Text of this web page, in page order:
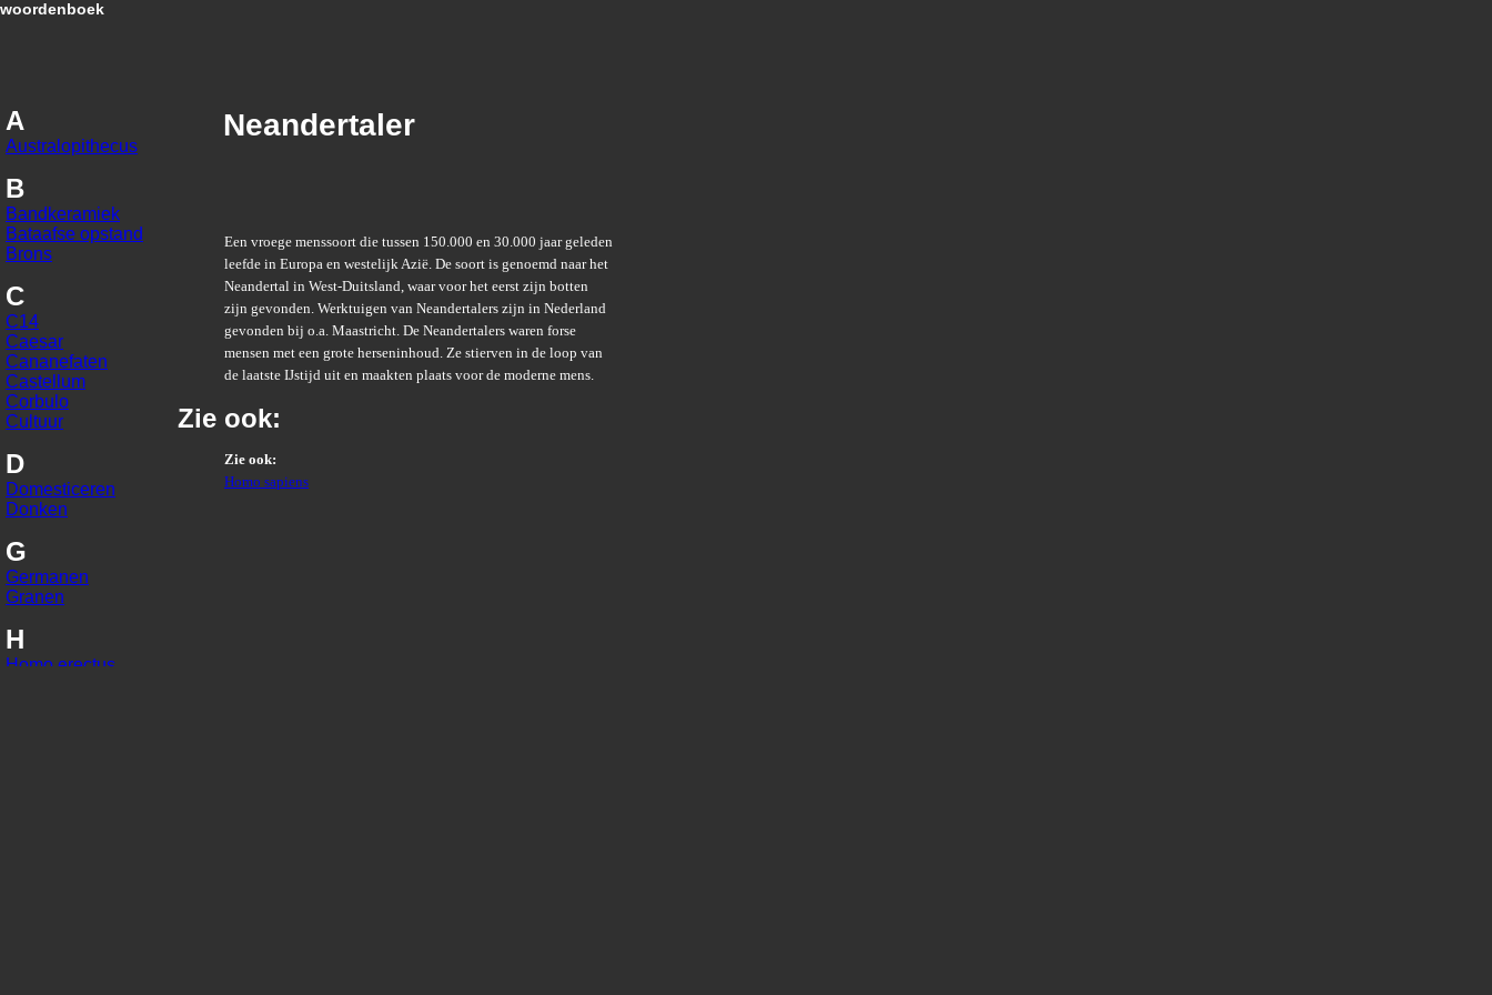
woordenboek
A
Australopithecus
B
Bandkeramiek
Bataafse opstand
Brons
C
C14
Caesar
Cananefaten
Castellum
Corbulo
Cultuur
D
Domesticeren
Donken
G
Germanen
Granen
H
Homo erectus
Neandertaler
Een vroege menssoort die tussen 150.000 en 30.000 jaar geleden
leefde in Europa en westelijk Azië. De soort is genoemd naar het
Neandertal in West-Duitsland, waar voor het eerst zijn botten
zijn gevonden. Werktuigen van Neandertalers zijn in Nederland
gevonden bij o.a. Maastricht. De Neandertalers waren forse
mensen met een grote herseninhoud. Ze stierven in de loop van
de laatste IJstijd uit en maakten plaats voor de moderne mens.
Zie ook:
Zie ook:
Homo sapiens